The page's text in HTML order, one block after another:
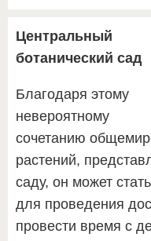
Центральный
ботанический сад
Благодаря этому
невероятному
сочетанию
растений,
саду, он может
для проведения
провести время с